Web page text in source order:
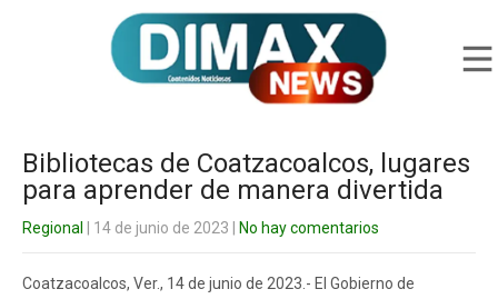
Bibliotecas de Coatzacoalcos, lugares
para aprender de manera divertida
Regional | 14 de junio de 2023 No hay comentarios
Coatzacoalcos, Ver., 14 de junio de 2023.- El Gobierno de